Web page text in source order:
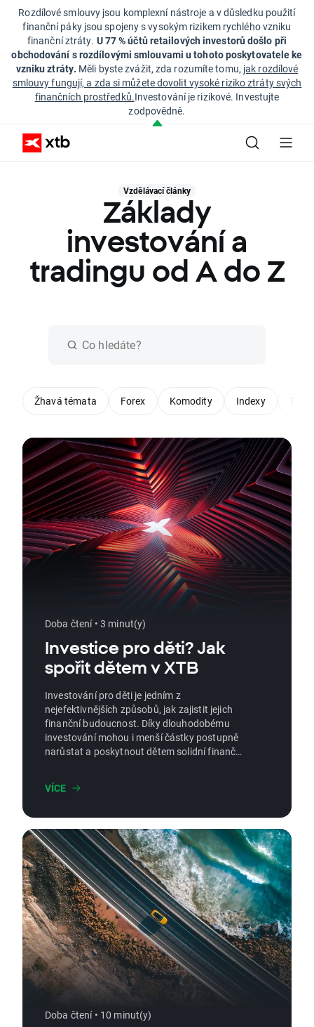
Rozdílové smlouvy jsou komplexní nástroje a v důsledku použití
finanční páky jsou spojeny s vysokým rizikem rychlého vzniku
finanční ztráty. U 77 % účtů retailových investorů došlo při
obchodování s rozdílovými smlouvami u tohoto poskytovatele ke
vzniku ztráty. Měli byste zvážit, zda rozumíte tomu, jak rozdílové
smlouvy fungují, a zda si můžete dovolit vysoké riziko ztráty svých
finančních prostředků.Investování je rizikové. Investujte
zodpovědně.
Vzdělávací články
Základy
investování a
tradingu od A do Z
Žhavá témata Forex Komodity Indexy
Doba čtení • 3 minut(y)
Investice pro děti? Jak
spořit dětem v XTB
Investování pro děti je jedním z
nejefektivnějších způsobů, jak zajistit jejich
finanční budoucnost. Díky dlouhodobému
investování mohou i menší částky postupně
narůstat a poskytnout dětem solidní finanční
ukáže, jak začít, jaké investiční nástroje využít
a proč je XTB ideální platformou pro tento
VÍCE
Doba čtení • 10 minut(y)